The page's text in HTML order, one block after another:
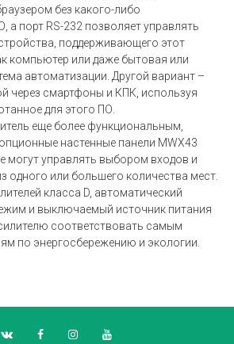
без какого-либо
а порт RS-232 позволяет управлять
поддерживающего этот
компьютер или даже бытовая или
автоматизации. Другой вариант –
через смартфоны и КПК, используя
для этого ПО.
еще более функциональным,
настенные панели MWX43
могут управлять выбором входов и
одного или большего количества мест.
класса D, автоматический
и выключаемый источник питания
соответствовать самым
по энергосбережению и экологии.